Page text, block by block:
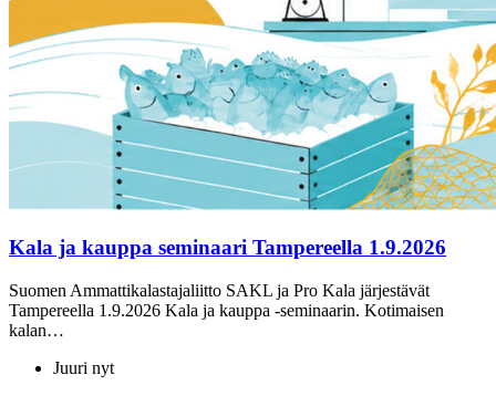
Kala ja kauppa seminaari Tampereella 1.9.2026
Suomen Ammattikalastajaliitto SAKL ja Pro Kala järjestävät
Tampereella 1.9.2026 Kala ja kauppa -seminaarin. Kotimaisen
kalan…
Juuri nyt